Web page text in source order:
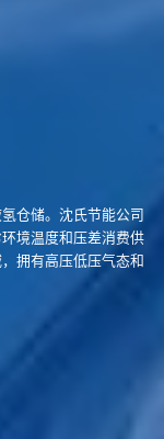
仓储。沈氏节能公司
境温度和压差消费供
拥有高压低压气态和